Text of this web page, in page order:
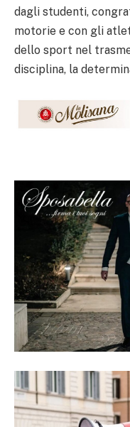
dagli studenti,
motorie e con gli
dello sport nel
disciplina, la